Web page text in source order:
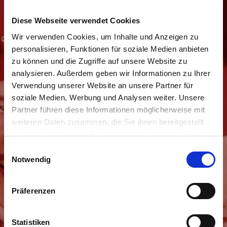
Diese Webseite verwendet Cookies
Wir verwenden Cookies, um Inhalte und Anzeigen zu
personalisieren, Funktionen für soziale Medien anbieten
zu können und die Zugriffe auf unsere Website zu
analysieren. Außerdem geben wir Informationen zu Ihrer
Verwendung unserer Website an unsere Partner für
soziale Medien, Werbung und Analysen weiter. Unsere
Partner führen diese Informationen möglicherweise mit
weiteren Daten zusammen, die Sie ihnen bereitgestellt
haben oder die sie im Rahmen Ihrer Nutzung der Dienste
i
n
Notwendig
Präferenzen
Statistiken
Movida Sisters
Erreichbar über dasAnfrageformular
WEBDESIGN / POWERED BY
DATENSCHUTZHINWEISE